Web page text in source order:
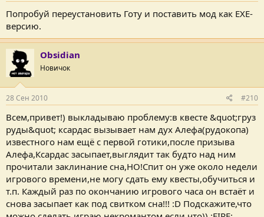
Попробуй переустановить Готу и поставить мод как EXE-
версию.
Obsidian
Новичок
28 Сен 2010 #210
Всем,привет!) выкладываю проблему:в квесте &quot;груз
руды&quot; ксардас вызывает нам дух Алефа(рудокопа)
известного нам ещё с первой готики,после призыва
Алефа,Ксардас засыпает,выглядит так будто над ним
прочитали заклинание сна,НО!Спит он уже около недели
игрового времени,не могу сдать ему квесты,обучиться и
т.п. Каждый раз по окончанию игрового часа он встаёт и
снова засыпает как под свитком сна!!! :D Подскажите,что